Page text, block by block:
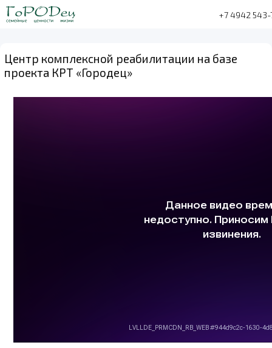
+7 4942
Центр комплексной реабилитации на базе
проекта КРТ «Городец»